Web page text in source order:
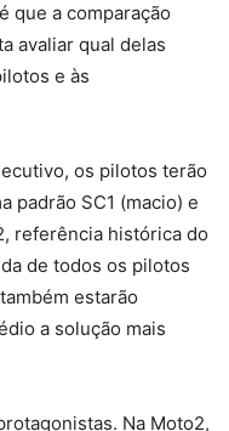
que a comparação
avaliar qual delas
e às
os pilotos terão
padrão SC1 (macio) e
referência histórica do
de todos os pilotos
estarão
a solução mais
Na Moto2,